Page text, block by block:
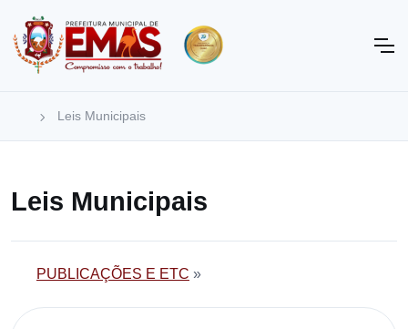
Leis Municipais
Leis Municipais
PUBLICAÇÕES E ETC »